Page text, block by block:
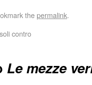
thepermalink.
contro
Le mezze